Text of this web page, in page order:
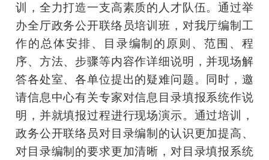
训，全力打造一支高素质的人才队伍。通过举
办全厅政务公开联络员培训班，对我厅编制工
作的总体安排、目录编制的原则、范围、程
序、方法、步骤等内容作详细说明，并现场解
答各处室、各单位提出的疑难问题。同时，邀
请信息中心有关专家对信息目录填报系统作说
明，并就填报过程进行现场演示。通过培训，
政务公开联络员对目录编制的认识更加提高、
对目录编制的要求更加清晰，对目录填报系统